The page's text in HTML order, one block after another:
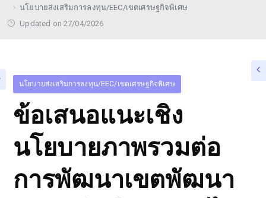
นโยบายส่งเสริมการลงทุน/EEC/เขตเศรษฐกิจพิเศษ
Updated on 27/04/2026
นโยบายส่งเสริมการลงทุน/EEC/เขตเศรษฐกิจพิเศษ
ข้อเสนอแนะเชิง
นโยบายภาพรวมต่อ
การพัฒนาเขตพัฒนา